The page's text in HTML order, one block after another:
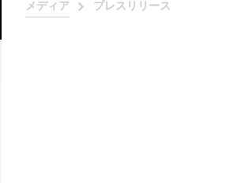
メディア プレスリリース